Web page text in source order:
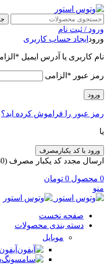
ورود / ثبت نام
ورود ایجاد حساب کاربری
نام کاربری یا آدرس ایمیل *
رمز عبور * الزامی
ورود
رمز عبور را فراموش کرده اید؟
یا
ورود با کد یکبارمصرف
ارسال مجدد کد یکبار مصرف (00:
0 محصول 0 تومان
منو
صفحه نخست
دسته بندی محصولات
موبایل
آیفون